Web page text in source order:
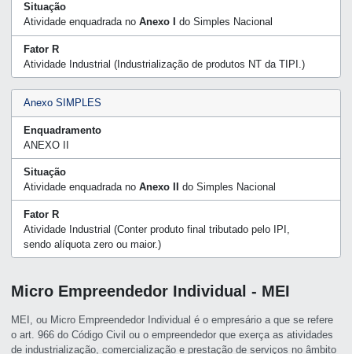
Situação
Atividade enquadrada no Anexo I do Simples Nacional
Fator R
Atividade Industrial (Industrialização de produtos NT da TIPI.)
Anexo SIMPLES
Enquadramento
ANEXO II
Situação
Atividade enquadrada no Anexo II do Simples Nacional
Fator R
Atividade Industrial (Conter produto final tributado pelo IPI,
sendo alíquota zero ou maior.)
Micro Empreendedor Individual - MEI
MEI, ou Micro Empreendedor Individual é o empresário a que se refere
o art. 966 do Código Civil ou o empreendedor que exerça as atividades
de industrialização, comercialização e prestação de serviços no âmbito